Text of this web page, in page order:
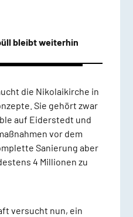
bleibt weiterhin
die Nikolaikirche in
Sie gehört zwar
auf Eiderstedt und
vor dem
Sanierung aber
4 Millionen zu
versucht nun, ein